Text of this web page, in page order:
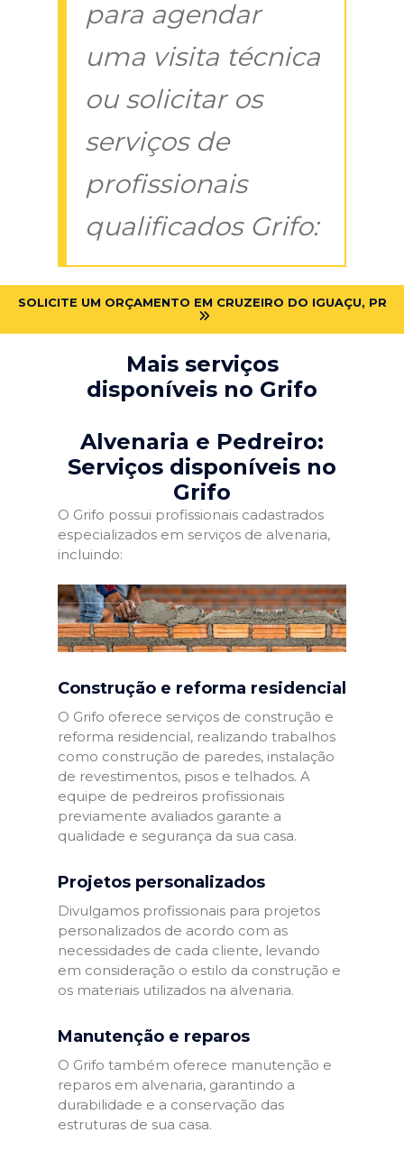
para agendar
uma visita técnica
ou solicitar os
serviços de
profissionais
qualificados Grifo:
SOLICITE UM ORÇAMENTO EM CRUZEIRO DO IGUAÇU, PR
Mais serviços
disponíveis no Grifo
Alvenaria e Pedreiro:
Serviços disponíveis no
Grifo
O Grifo possui profissionais cadastrados
especializados em serviços de alvenaria,
incluindo:
Construção e reforma residencial
O Grifo oferece serviços de construção e
reforma residencial, realizando trabalhos
como construção de paredes, instalação
de revestimentos, pisos e telhados. A
equipe de pedreiros profissionais
previamente avaliados garante a
qualidade e segurança da sua casa.
Projetos personalizados
Divulgamos profissionais para projetos
personalizados de acordo com as
necessidades de cada cliente, levando
em consideração o estilo da construção e
os materiais utilizados na alvenaria.
Manutenção e reparos
O Grifo também oferece manutenção e
reparos em alvenaria, garantindo a
durabilidade e a conservação das
estruturas de sua casa.